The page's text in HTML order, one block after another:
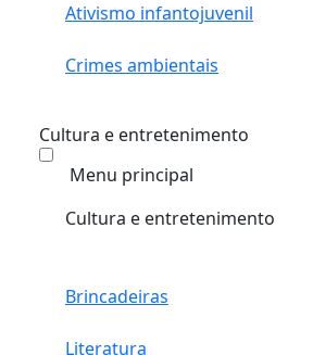
Ativismo infantojuvenil
Crimes ambientais
Cultura e entretenimento
Menu principal
Cultura e entretenimento
Brincadeiras
Literatura